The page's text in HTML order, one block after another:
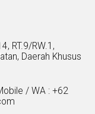
RT.9/RW.1,
Daerah Khusus
/ WA : +62